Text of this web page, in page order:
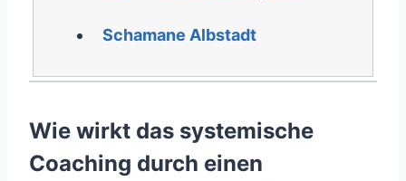
Schamane Albstadt
Wie wirkt das systemische
Coaching durch einen